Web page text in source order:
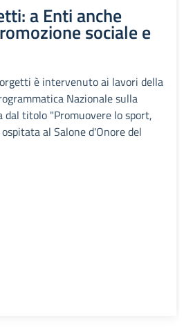
a Enti anche
sociale e
è intervenuto ai lavori della
Nazionale sulla
dal titolo "Promuovere lo sport,
al Salone d'Onore del